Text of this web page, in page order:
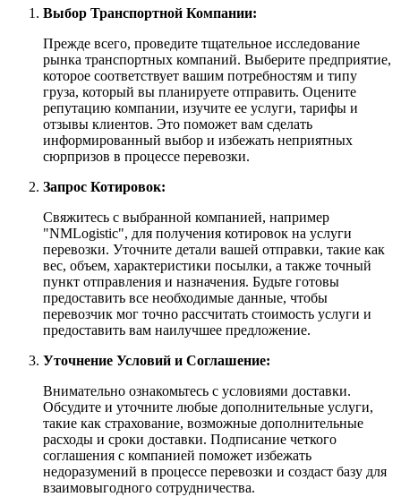
Выбор Транспортной Компании:
Прежде всего, проведите тщательное исследование
рынка транспортных компаний. Выберите предприятие,
которое соответствует вашим потребностям и типу
груза, который вы планируете отправить. Оцените
репутацию компании, изучите ее услуги, тарифы и
отзывы клиентов. Это поможет вам сделать
информированный выбор и избежать неприятных
сюрпризов в процессе перевозки.
Запрос Котировок:
Свяжитесь с выбранной компанией, например
"NMLogistic", для получения котировок на услуги
перевозки. Уточните детали вашей отправки, такие как
вес, объем, характеристики посылки, а также точный
пункт отправления и назначения. Будьте готовы
предоставить все необходимые данные, чтобы
перевозчик мог точно рассчитать стоимость услуги и
предоставить вам наилучшее предложение.
Уточнение Условий и Соглашение:
Внимательно ознакомьтесь с условиями доставки.
Обсудите и уточните любые дополнительные услуги,
такие как страхование, возможные дополнительные
расходы и сроки доставки. Подписание четкого
соглашения с компанией поможет избежать
недоразумений в процессе перевозки и создаст базу для
взаимовыгодного сотрудничества.